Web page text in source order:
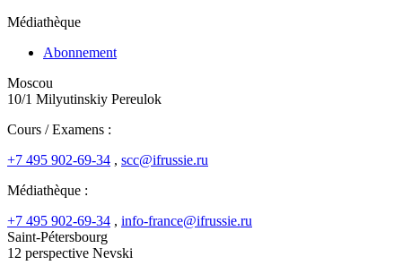
Médiathèque
Abonnement
Moscou
10/1 Milyutinskiy Pereulok
Cours / Examens :
+7 495 902-69-34 , scc@ifrussie.ru
Médiathèque :
+7 495 902-69-34 , info-france@ifrussie.ru
Saint-Pétersbourg
12 perspective Nevski